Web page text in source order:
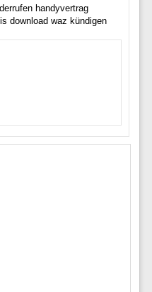
handyvertrag
download waz kündigen